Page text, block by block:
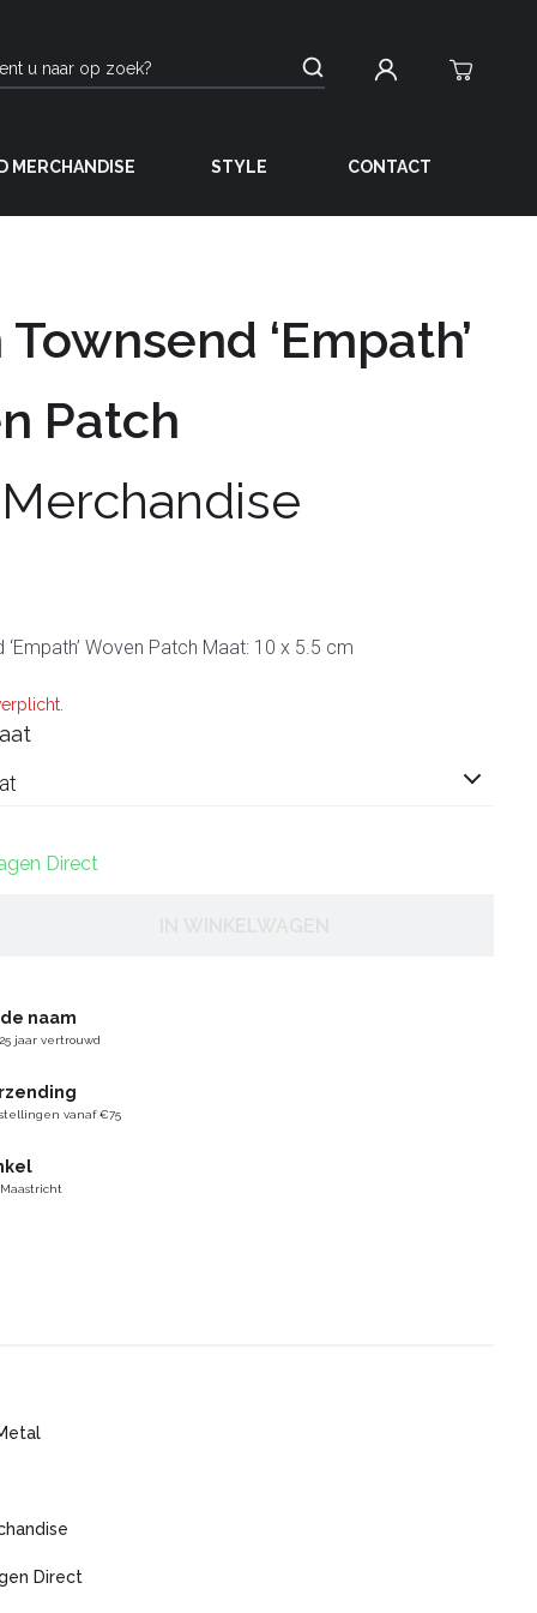
MERCHANDISE STYLE CONTACT
‘Empath’
Patch
‘Empath’ Woven Patch Maat: 10 x 5.5 cm
Direct
naam
jaar vertrouwd
vanaf €75
Direct